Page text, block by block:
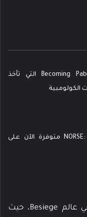
الكشف عن لعبة Becoming Pablo التي تأخذ
الكولومبية
لعبة NORSE: Oath of Blood متوفرة الآن على
التوسعة الجديدة تمثل قفزة جريئة في عالم Besiege، حيث